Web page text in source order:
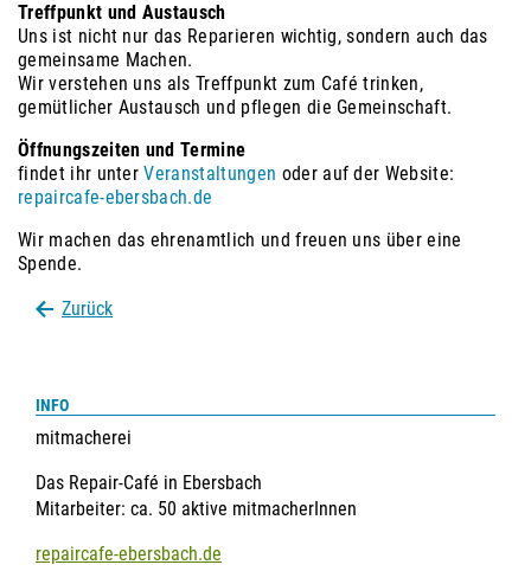
Treffpunkt und Austausch
Uns ist nicht nur das Reparieren wichtig, sondern auch das
gemeinsame Machen.
Wir verstehen uns als Treffpunkt zum Café trinken,
gemütlicher Austausch und pflegen die Gemeinschaft.
Öffnungszeiten und Termine
findet ihr unterVeranstaltungen oder auf der Website:
repaircafe-ebersbach.de
Wir machen das ehrenamtlich und freuen uns über eine
Spende.
Zurück
INFO
mitmacherei
Das Repair-Café in Ebersbach
Mitarbeiter ca. 50 aktive mitmacherInnen
repaircafe-ebersbach.de